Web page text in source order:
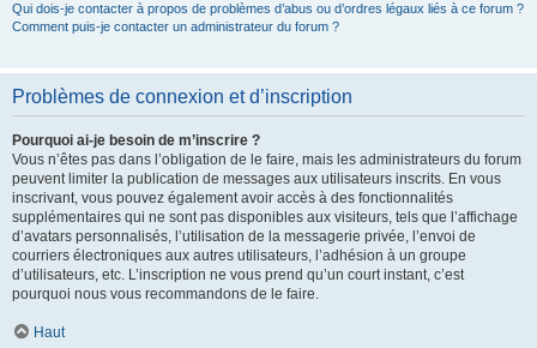
Qui dois-je contacter à propos de problèmes d’abus ou d’ordres légaux liés à ce forum ?
Comment puis-je contacter un administrateur du forum ?
Problèmes de connexion et d’inscription
Pourquoi ai-je besoin de m’inscrire ?
Vous n’êtes pas dans l’obligation de le faire, mais les administrateurs du forum
peuvent limiter la publication de messages aux utilisateurs inscrits. En vous
inscrivant, vous pouvez également avoir accès à des fonctionnalités
supplémentaires qui ne sont pas disponibles aux visiteurs, tels que l’affichage
d’avatars personnalisés, l’utilisation de la messagerie privée, l’envoi de
courriers électroniques aux autres utilisateurs, l’adhésion à un groupe
d’utilisateurs, etc. L’inscription ne vous prend qu’un court instant, c’est
pourquoi nous vous recommandons de le faire.
Haut